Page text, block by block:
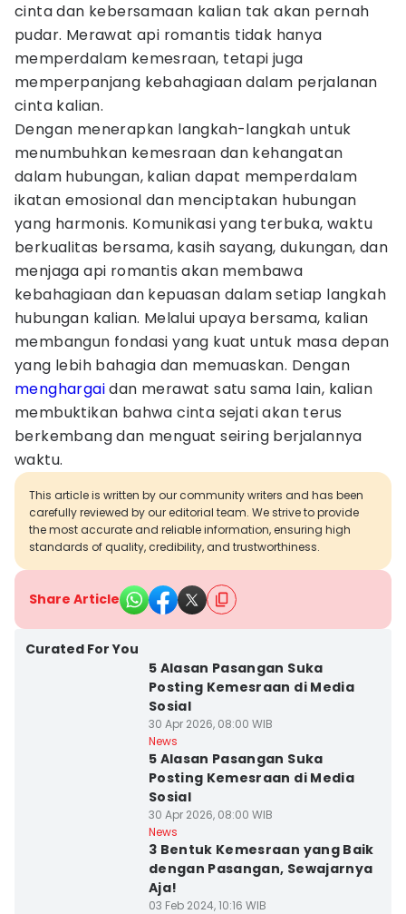
cinta dan kebersamaan kalian tak akan pernah
pudar. Merawat api romantis tidak hanya
memperdalam kemesraan, tetapi juga
memperpanjang kebahagiaan dalam perjalanan
cinta kalian.
Dengan menerapkan langkah-langkah untuk
menumbuhkan kemesraan dan kehangatan
dalam hubungan, kalian dapat memperdalam
ikatan emosional dan menciptakan hubungan
yang harmonis. Komunikasi yang terbuka, waktu
berkualitas bersama, kasih sayang, dukungan, dan
menjaga api romantis akan membawa
kebahagiaan dan kepuasan dalam setiap langkah
hubungan kalian. Melalui upaya bersama, kalian
membangun fondasi yang kuat untuk masa depan
yang lebih bahagia dan memuaskan. Dengan
menghargaidan merawat satu sama lain, kalian
membuktikan bahwa cinta sejati akan terus
berkembang dan menguat seiring berjalannya
waktu.
This article is written by our community writers and has been
carefully reviewed by our editorial team. We strive to provide
the most accurate and reliable information, ensuring high
standards of quality, credibility, and trustworthiness.
Share Article
Curated For You
5 Alasan Pasangan Suka
Posting Kemesraan di Media
Sosial
30 Apr 2026, 08:00 WIB
News
5 Alasan Pasangan Suka
Posting Kemesraan di Media
Sosial
30 Apr 2026, 08:00 WIB
News
3 Bentuk Kemesraan yang Baik
dengan Pasangan, Sewajarnya
Aja!
03 Feb 2024, 10:16 WIB